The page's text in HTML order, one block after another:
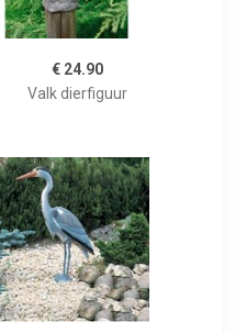
€ 24.90
Valk dierfiguur